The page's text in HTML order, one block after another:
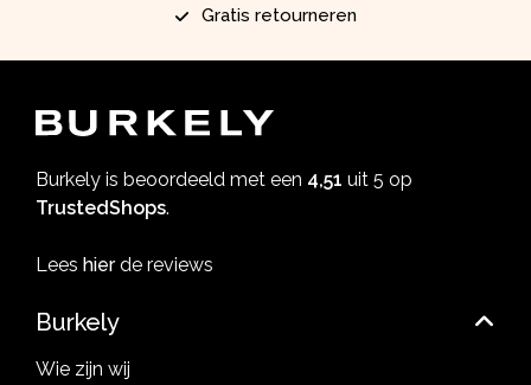
Gratis retourneren
Burkely is beoordeeld met een 4,51 uit 5 op
TrustedShops.
Lees hierde reviews
Burkely
Wie zijn wij